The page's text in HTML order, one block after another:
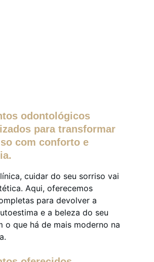
odontológicos
para transformar
com conforto e
cuidar do seu sorriso vai
Aqui, oferecemos
para devolver a
e a beleza do seu
o que há de mais moderno na